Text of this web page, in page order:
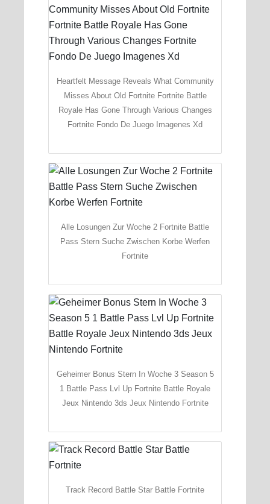
Heartfelt Message Reveals What Community
Misses About Old Fortnite Fortnite Battle
Royale Has Gone Through Various Changes
Fortnite Fondo De Juego Imagenes Xd
Alle Losungen Zur Woche 2 Fortnite Battle
Pass Stern Suche Zwischen Korbe Werfen
Fortnite
Geheimer Bonus Stern In Woche 3 Season 5
1 Battle Pass Lvl Up Fortnite Battle Royale
Jeux Nintendo 3ds Jeux Nintendo Fortnite
Track Record Battle Star Battle Fortnite